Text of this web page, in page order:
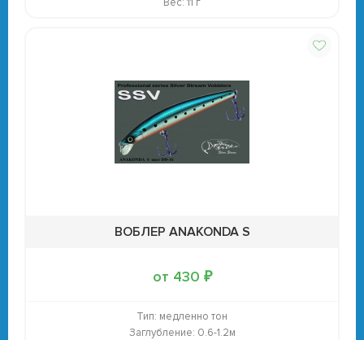
ВОБЛЕР ANAKONDA S
от 430 ₽
Тип: медленно тон
Заглубление: 0.6-1.2м